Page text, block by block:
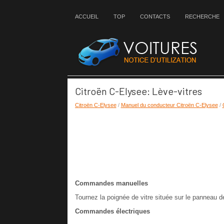
ACCUEIL TOP CONTACTS RECHERCHE
Citroën C-Elysee: Lève-vitres
Citroën C-Elysee/ Manuel du conducteur Citroën C-Elysee/
Commandes manuelles
Tournez la poignée de vitre située sur le panneau
Commandes électriques